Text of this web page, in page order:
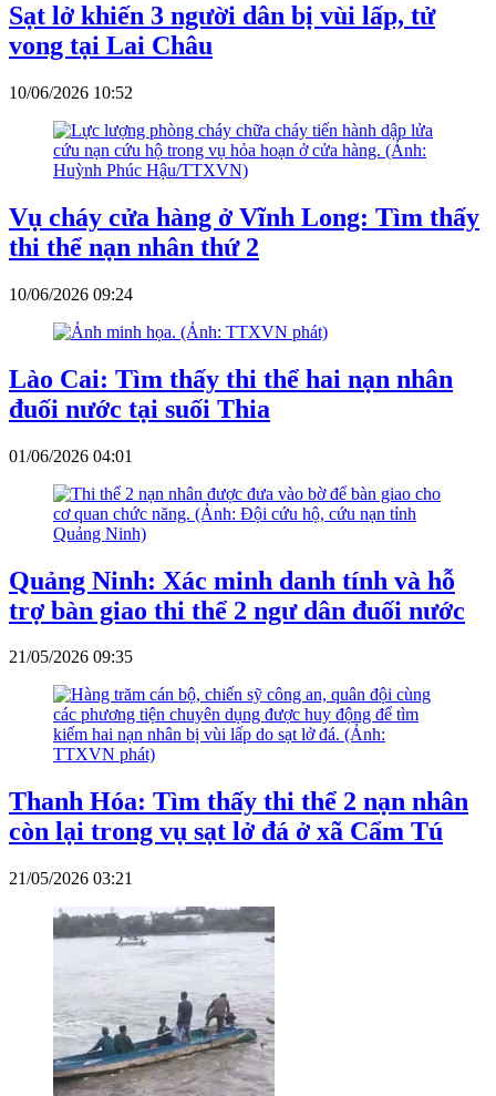
Sạt lở khiến 3 người dân bị vùi lấp, tử
vong tại Lai Châu
10/06/2026 10:52
Vụ cháy cửa hàng ở Vĩnh Long: Tìm thấy
thi thể nạn nhân thứ 2
10/06/2026 09:24
Lào Cai: Tìm thấy thi thể hai nạn nhân
đuối nước tại suối Thia
01/06/2026 04:01
Quảng Ninh: Xác minh danh tính và hỗ
trợ bàn giao thi thể 2 ngư dân đuối nước
21/05/2026 09:35
Thanh Hóa: Tìm thấy thi thể 2 nạn nhân
còn lại trong vụ sạt lở đá ở xã Cẩm Tú
21/05/2026 03:21